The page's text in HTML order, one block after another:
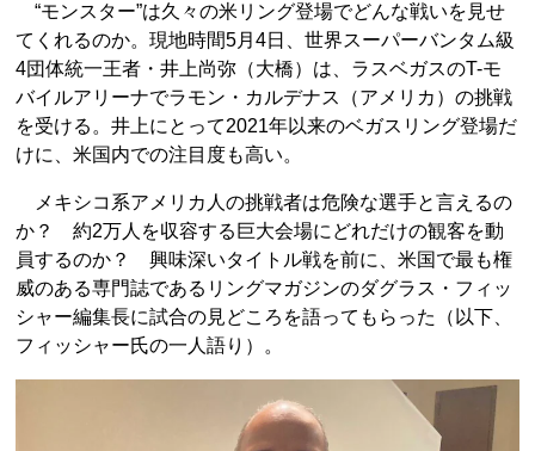
“モンスター”は久々の米リング登場でどんな戦いを見せ
てくれるのか。現地時間5月4日、世界スーパーバンタム級
4団体統一王者・井上尚弥（大橋）は、ラスベガスのT-モ
バイルアリーナでラモン・カルデナス（アメリカ）の挑戦
を受ける。井上にとって2021年以来のベガスリング登場だ
けに、米国内での注目度も高い。
メキシコ系アメリカ人の挑戦者は危険な選手と言えるの
か？ 約2万人を収容する巨大会場にどれだけの観客を動
員するのか？ 興味深いタイトル戦を前に、米国で最も権
威のある専門誌であるリングマガジンのダグラス・フィッ
シャー編集長に試合の見どころを語ってもらった（以下、
フィッシャー氏の一人語り）。